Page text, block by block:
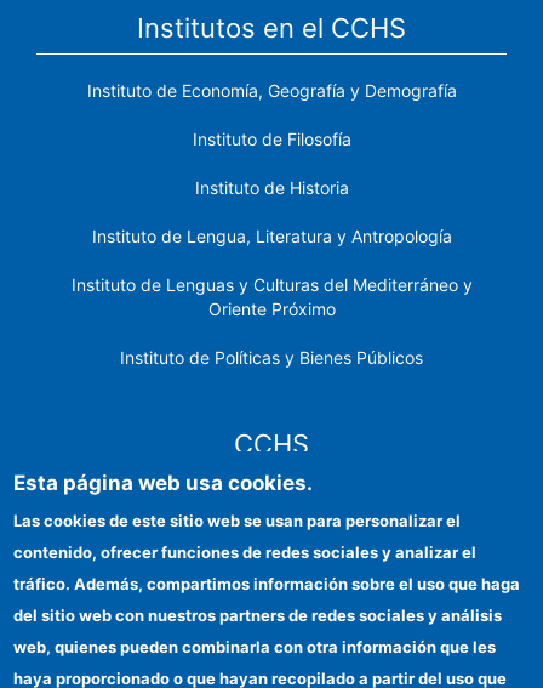
Institutos en el CCHS
Instituto de Economía, Geografía y Demografía
Instituto de Filosofía
Instituto de Historia
Instituto de Lengua, Literatura y Antropología
Instituto de Lenguas y Culturas del Mediterráneo y
Oriente Próximo
Instituto de Políticas y Bienes Públicos
CCHS
Identidad institucional
Ayudas FEDER
Esta página web usa cookies.
Las cookies de este sitio web se usan para personalizar el
contenido, ofrecer funciones de redes sociales y analizar el
tráfico. Además, compartimos información sobre el uso que haga
del sitio web con nuestros partners de redes sociales y análisis
web, quienes pueden combinarla con otra información que les
haya proporcionado o que hayan recopilado a partir del uso que